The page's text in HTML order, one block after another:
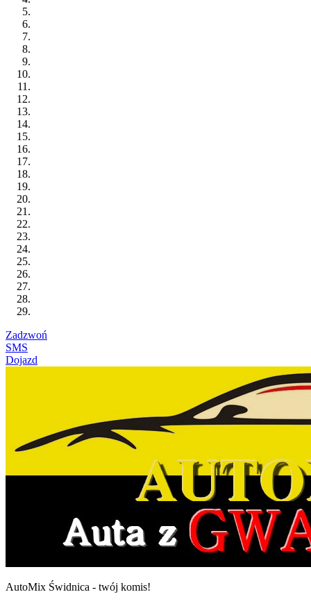
Zadzwoń
SMS
Dojazd
AutoMix Świdnica - twój komis!